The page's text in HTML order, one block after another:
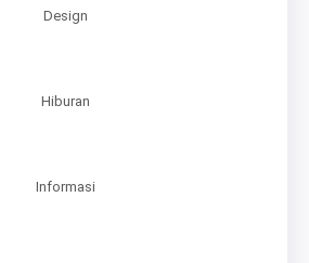
Design
Hiburan
Informasi